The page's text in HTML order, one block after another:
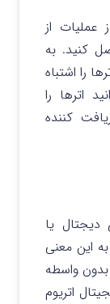
از
کنید. به
را اشتباه
اترها را
کننده
دیجتال یا
این معنی
واسطه
اتریوم